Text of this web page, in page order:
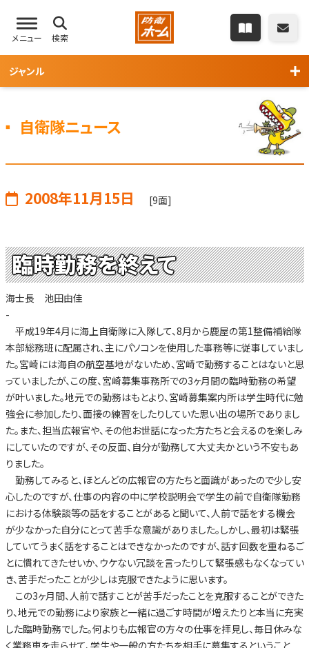
メニュー 検索
ジャンル
自衛隊ニュース
2008年11月15日 [9面]
臨時勤務を終えて
海士長 池田由佳
-
平成19年4月に海上自衛隊に入隊して、8月から鹿屋の第1整備補給隊
本部総務班に配属され、主にパソコンを使用した事務等に従事していまし
た。宮崎には海自の航空基地がないため、宮崎で勤務することはないと思
っていましたが、この度、宮崎募集事務所での3ヶ月間の臨時勤務の希望
が叶いました。地元での勤務はもとより、宮崎募集案内所は学生時代に勉
強会に参加したり、面接の練習をしたりしていた思い出の場所でありまし
た。また、担当広報官や、その他お世話になった方たちと会えるのを楽しみ
にしていたのですが、その反面、自分が勤務して大丈夫かという不安もあ
りました。
勤務してみると、ほとんどの広報官の方たちと面識があったので少し安
心したのですが、仕事の内容の中に学校説明会で学生の前で自衛隊勤務
における体験談等の話をすることがあると聞いて、人前で話をする機会
が少なかった自分にとって苦手な意識がありました。しかし、最初は緊張
していてうまく話をすることはできなかったのですが、話す回数を重ねるご
とに慣れてきたせいか、ウケない冗談を言ったりして緊張感もなくなってい
き、苦手だったことが少しは克服できたように思います。
この3ヶ月間、人前で話すことが苦手だったことを克服することができた
り、地元での勤務により家族と一緒に過ごす時間が増えたりと本当に充実
した臨時勤務でした。何よりも広報官の方々の仕事を拝見し、毎日休みな
く業務車を走らせて、学生や一般の方たちを相手に募集するということ